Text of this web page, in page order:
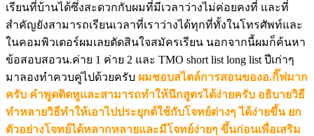
เรียนที่บ้านได้ซึ่งสะดวกกับผมที่มีเวลาว่างไม่ค่อยคงที่ และที่
สำคัญยังสามารถเรียนเวลาที่เราว่างได้ทุกที่ทั้งในโทรศัพท์และ
ในคอมพิวเตอร์ผมเลยตัดสินใจสมัครเรียน นอกจากนี้ผมก็ค้นหา
ข้อสอบสอวน.ค่าย 1 ค่าย 2 และ TMO short list long list ปีเก่าๆ
มาลองทำควบคู่ไปด้วยครับ ผมชอบสไตล์การสอนของอ.กิ๊ฟมาก
ครับ คำพูดติดหูและสามารถทำให้นึกสูตรได้ง่ายครับ อธิบายวิธี
ทำหลายวิธีทำให้เอาไปประยุกต์ใช้กับโจทย์ต่างๆ ได้ง่ายขึ้น ยก
ตัวอย่างโจทย์ได้หลากหลายและมีโจทย์ง่ายๆ ขึ้นก่อนเพื่อเสริม